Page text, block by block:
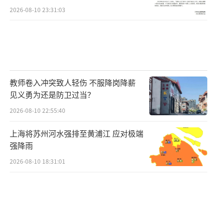
2026-08-10 23:31:03
教师卷入冲突致人轻伤 不服降岗降薪
见义勇为还是防卫过当？
2026-08-10 22:55:40
上海将苏州河水强排至黄浦江 应对极端
强降雨
2026-08-10 18:31:01